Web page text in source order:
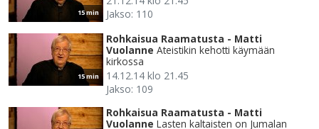
15 min
Jakso: 110
15 min
Rohkaisua Raamatusta - Matti
Vuolanne Ateistikin kehotti käymään
kirkossa
14.12.14 klo 21.45
Jakso: 109
Rohkaisua Raamatusta - Matti
Vuolanne Lasten kaltaisten on Jumalan